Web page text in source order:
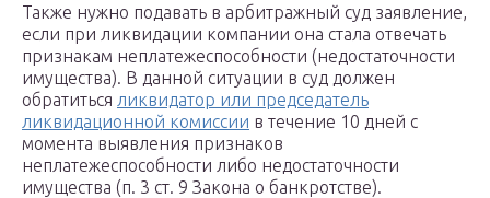
Также нужно подавать в арбитражный суд заявление,
если при ликвидации компании она стала отвечать
признакам неплатежеспособности (недостаточности
имущества). В данной ситуации в суд должен
обратиться ликвидатор или председатель
ликвидационной комиссии в течение 10 дней с
момента выявления признаков
неплатежеспособности либо недостаточности
имущества (п. 3 ст. 9 Закона о банкротстве).